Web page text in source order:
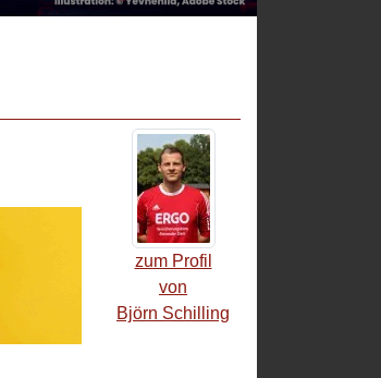
zum Profil
von
Björn Schilling